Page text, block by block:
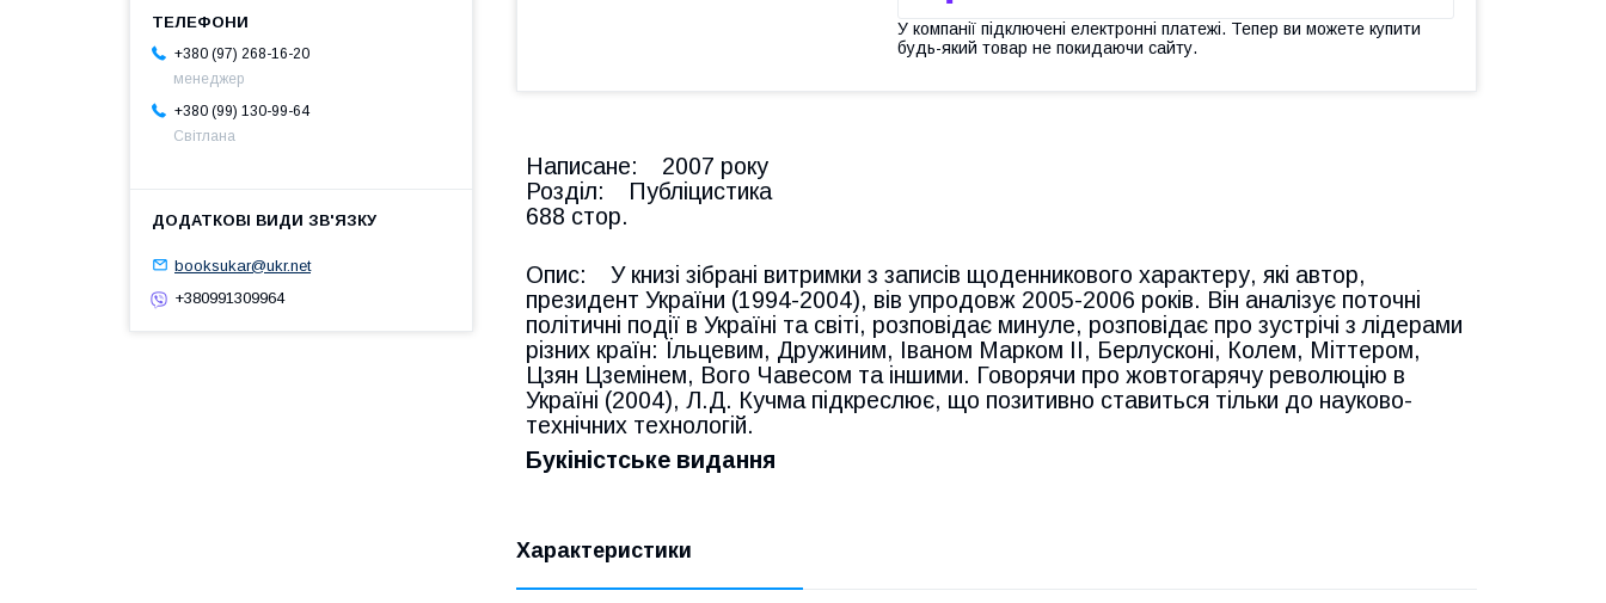
У компанії підключені електронні платежі. Тепер ви можете купити
будь-який товар не покидаючи сайту.
Написане: 2007 року
Розділ: Публіцистика
688 стор.
Опис: У книзі зібрані витримки з записів щоденникового характеру, які автор,
президент України (1994-2004), вів упродовж 2005-2006 років. Він аналізує поточні
політичні події в Україні та світі, розповідає минуле, розповідає про зустрічі з лідерами
різних країн: Їльцевим, Дружиним, Іваном Марком II, Берлусконі, Колем, Міттером,
Цзян Цземінем, Вого Чавесом та іншими. Говорячи про жовтогарячу революцію в
Україні (2004), Л.Д. Кучма підкреслює, що позитивно ставиться тільки до науково-
технічних технологій.
Букіністське видання
Характеристики
+380 (97) 268-16-20
менеджер
+380 (99) 130-99-64
Світлана
booksukar@ukr.net
+380991309964